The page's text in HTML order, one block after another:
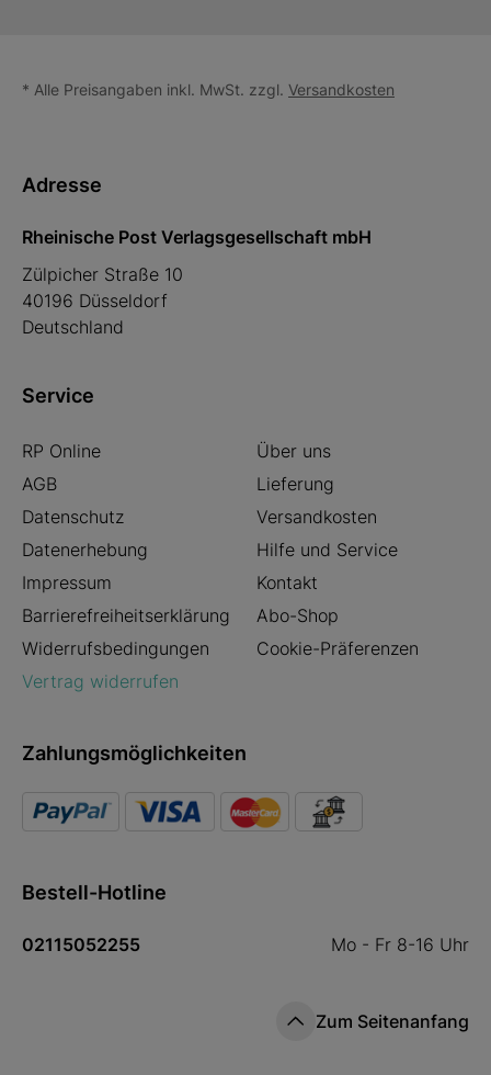
* Alle Preisangaben inkl. MwSt. zzgl. Versandkosten
Adresse
Rheinische Post Verlagsgesellschaft mbH
Zülpicher Straße 10
40196 Düsseldorf
Deutschland
Service
RP Online
Über uns
AGB
Lieferung
Datenschutz
Versandkosten
Datenerhebung
Hilfe und Service
Impressum
Kontakt
Barrierefreiheitserklärung
Abo-Shop
Widerrufsbedingungen
Cookie-Präferenzen
Vertrag widerrufen
Zahlungsmöglichkeiten
Bestell-Hotline
02115052255 Mo - Fr 8-16 Uhr
Zum Seitenanfang